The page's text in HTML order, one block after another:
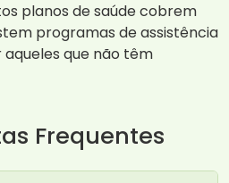
planos de saúde cobrem
programas de assistência
que não têm
Frequentes